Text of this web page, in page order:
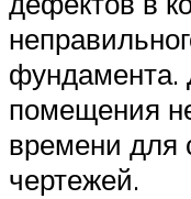
фундамента.
помещения
времени для
чертежей.